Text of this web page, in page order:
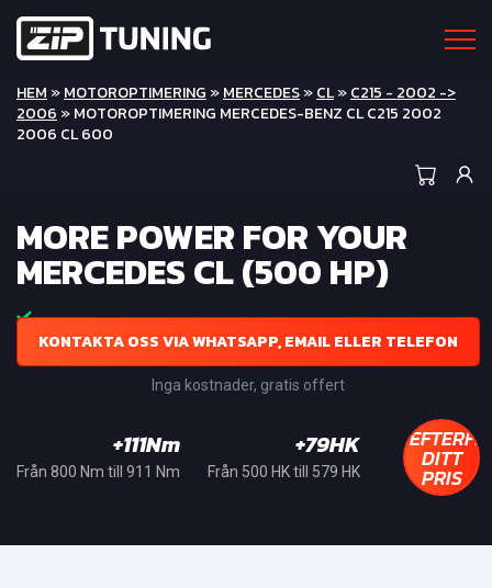
HEM »MOTOROPTIMERING »MERCEDES»CL»C215 - 2002 ->
2006 » MOTOROPTIMERING MERCEDES-BENZ CL C215 2002
2006 CL 600
MORE POWER FOR YOUR
MERCEDES CL (500 HP)
KONTAKTA OSS VIA WHATSAPP, EMAIL ELLER TELEFON
Inga kostnader, gratis offert
+111Nm
Från 800 Nm till 911 Nm
+79HK
Från 500 HK till 579 HK DITT
PRIS